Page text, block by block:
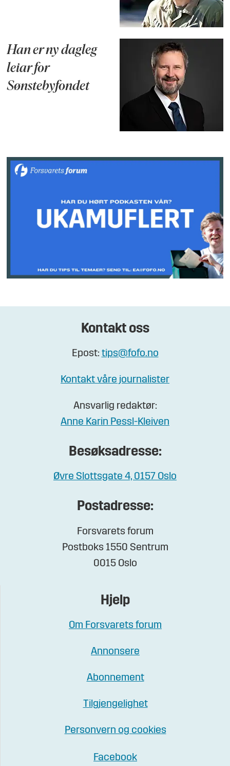
Han er ny dagleg
leiar for
Sønstebyfondet
Kontakt oss
Epost: tips@fofo.no
Kontakt våre journalister
Ansvarlig redaktør:
Anne Karin Pessl-Kleiven
Besøksadresse:
Øvre Slottsgate 4, 0157 Oslo
Postadresse:
Forsvarets forum
Postboks 1550 Sentrum
0015 Oslo
Hjelp
Om Forsvarets forum
Annonsere
Abonnement
Tilgjengelighet
Personvern og cookies
Facebook